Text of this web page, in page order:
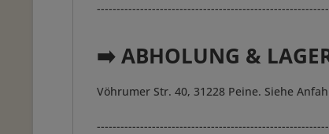
➡️ ABHOLUNG &
Vöhrumer Str. 40, 31228 Peine. Siehe